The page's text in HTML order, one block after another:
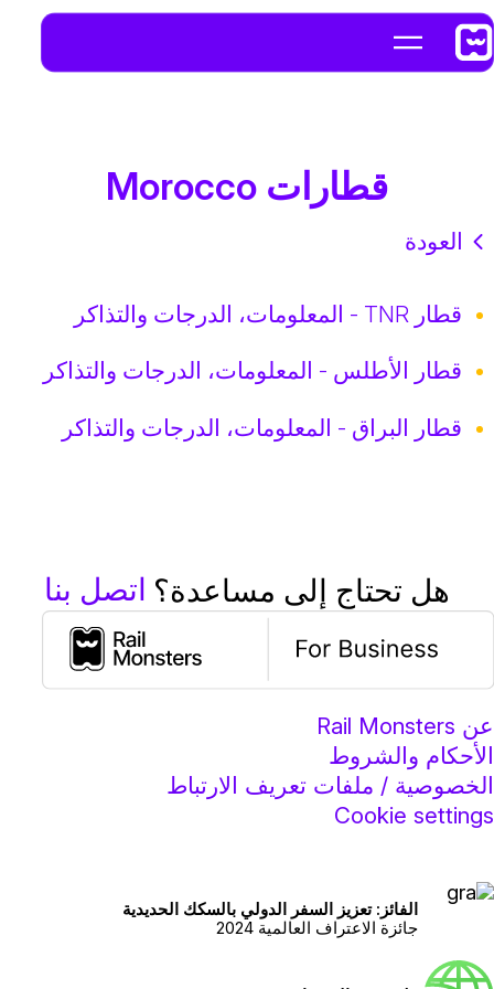
قطارات Morocco
العودة
قطار TNR - المعلومات، الدرجات والتذاكر
قطار الأطلس - المعلومات، الدرجات والتذاكر
قطار البراق - المعلومات، الدرجات والتذاكر
هل تحتاج إلى مساعدة؟ اتصل بنا
عن Rail Monsters
الأحكام والشروط
الخصوصية / ملفات تعريف الارتباط
Cookie settings
الفائز: تعزيز السفر الدولي بالسكك الحديدية
جائزة الاعتراف العالمية 2024